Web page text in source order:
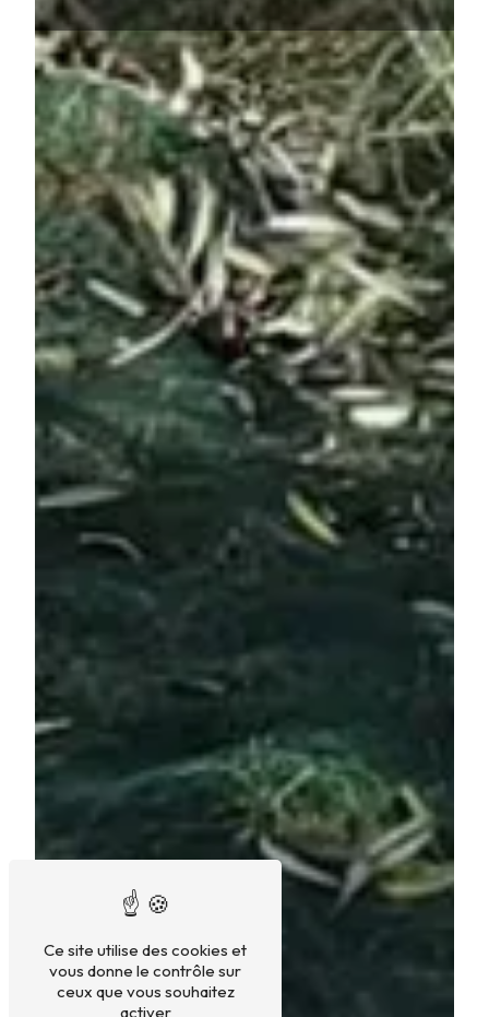
Ce site utilise des cookies et
vous donne le contrôle sur
ceux que vous souhaitez
activer